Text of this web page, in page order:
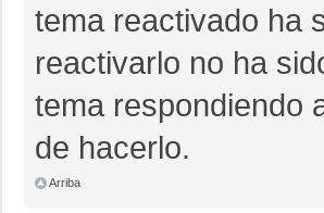
tema reactivado ha
reactivarlo no ha
tema respondiendo
de hacerlo.
Arriba